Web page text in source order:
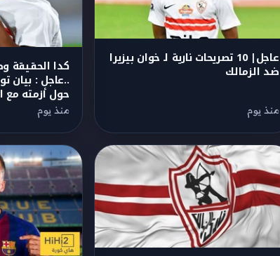
عاجل| 10 تصريحات نارية لـ خوان بيزيرا
ضد الزمالك
منذ يوم
كدا الحقيقة
..عاجل : بيان
حول أزمته مع
منذ يوم